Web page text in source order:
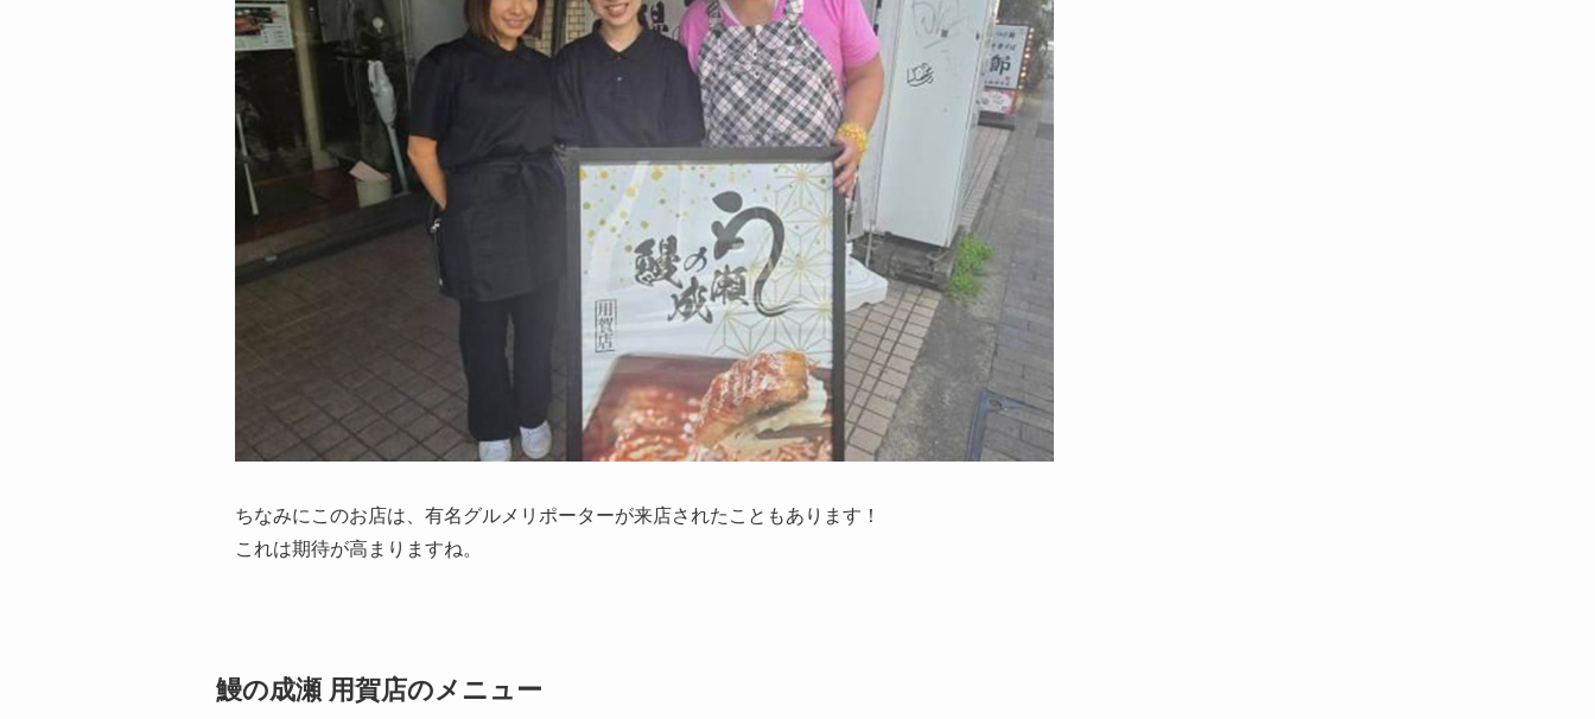
ちなみにこのお店は、有名グルメリポーターが来店されたこともあります！
これは期待が高まりますね。
鰻の成瀬 用賀店のメニュー